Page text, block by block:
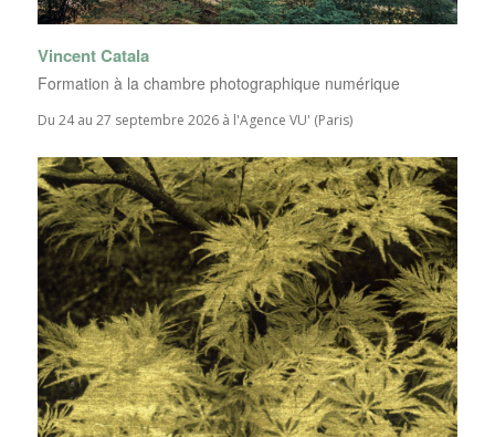
Vincent Catala
Formation à la chambre photographique numérique
Du 24 au 27 septembre 2026 à l'Agence VU' (Paris)